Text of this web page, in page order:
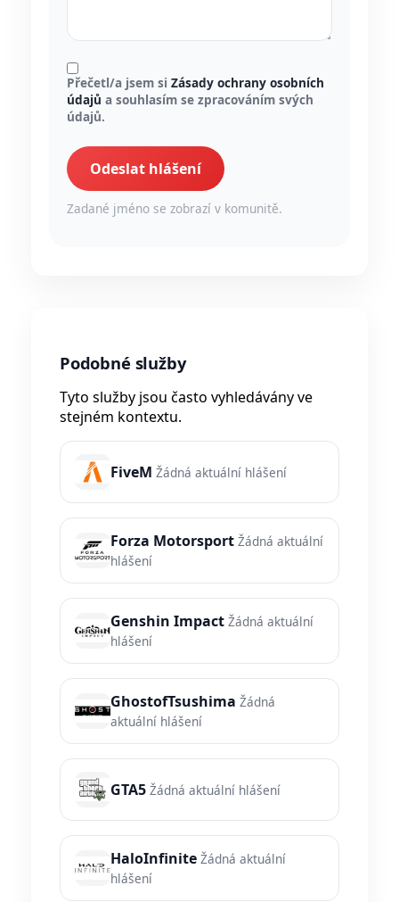
Přečetl/a jsem si Zásady ochrany osobních
údajů a souhlasím se zpracováním svých
údajů.
Odeslat hlášení
Zadané jméno se zobrazí v komunitě.
Podobné služby
Tyto služby jsou často vyhledávány ve
stejném kontextu.
FiveM Žádná aktuální hlášení
Forza Motorsport Žádná aktuální
hlášení
Genshin Impact Žádná aktuální
hlášení
GhostofTsushima Žádná
aktuální hlášení
GTA5 Žádná aktuální hlášení
HaloInfinite Žádná aktuální
hlášení